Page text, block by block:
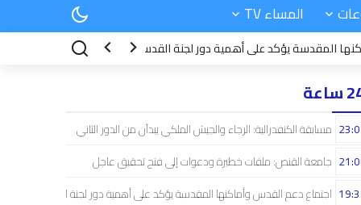
المساء TV
يؤكد على أهمية دور لجنة القدس 15:42 كفاءة أم تعقيد..!؟ بصمات
مسابقة الكنفدرالية: الرجاء والجيش الملكي يبدآن من الدور الثاني
جامعة القنص: ملفات خطيرة ودعوات إلى فتح تحقيق عاجل
اجتماع دعم القدس وأماكنها المقدسة يؤكد على أهمية دور لجنة القدس